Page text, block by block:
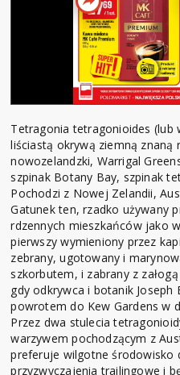
Tetragonia tetragonioides (lub
liściastą okrywą ziemną znaną
nowozelandzki, Warrigal
szpinak Botany Bay, szpinak
Pochodzi z Nowej Zelandii,
Gatunek ten, rzadko używany
rdzennych mieszkańców jako
pierwszy wymieniony przez
zebrany, ugotowany i
szkorbutem, i zabrany z
gdy odkrywca i botanik Joseph
powrotem do Kew Gardens w
Przez dwa stulecia
warzywem pochodzącym z
preferuje wilgotne środowisko
przyzwyczajenia trailingowe i